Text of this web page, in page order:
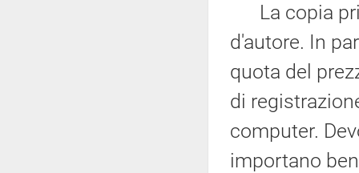
La copia
d'autore. In
quota del
di
computer.
importano